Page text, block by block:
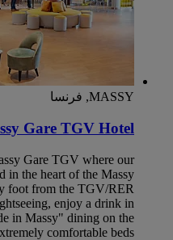
MASSY, فرنسا
Gare TGV Hotel
Gare TGV where our
in the heart of the Massy
foot from the TGV/RER
enjoy a drink in
in Massy" dining on the
comfortable beds.